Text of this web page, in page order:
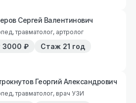
Сергей Валентинович
травматолог, артролог
3000 ₽ Стаж 21 год
Георгий Александрович
травматолог, врач УЗИ